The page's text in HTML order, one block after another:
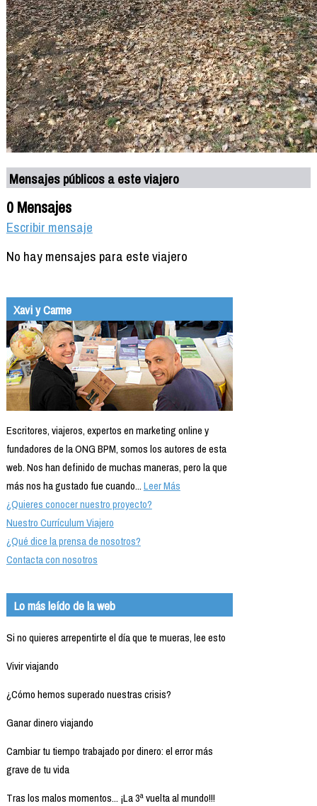
Mensajes públicos a este viajero
0 Mensajes
Escribir mensaje
No hay mensajes para este viajero
Xavi y Carme
Escritores, viajeros, expertos en marketing online y
fundadores de la ONG BPM, somos los autores de esta
web. Nos han definido de muchas maneras, pero la que
más nos ha gustado fue cuando...Leer Más
¿Quieres conocer nuestro proyecto?
Nuestro Currículum Viajero
¿Qué dice la prensa de nosotros?
Contacta con nosotros
Lo más leído de la web
Si no quieres arrepentirte el día que te mueras, lee esto
Vivir viajando
¿Cómo hemos superado nuestras crisis?
Ganar dinero viajando
Cambiar tu tiempo trabajado por dinero: el error más
grave de tu vida
Tras los malos momentos... ¡La 3ª vuelta al mundo!!!